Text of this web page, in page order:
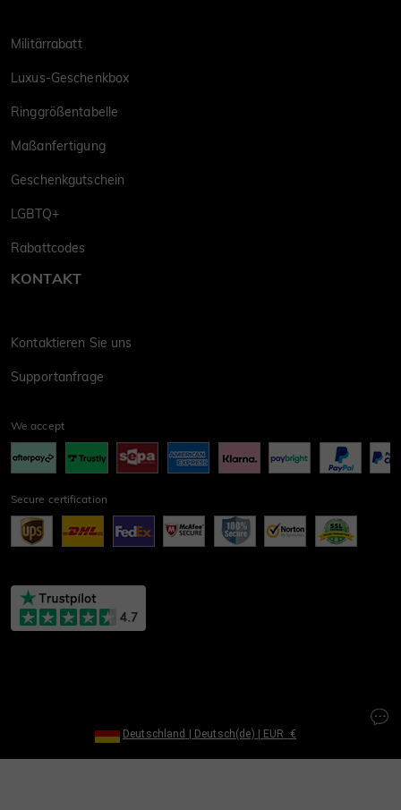
Militärrabatt
Luxus-Geschenkbox
Ringgrößentabelle
Maßanfertigung
Geschenkgutschein
LGBTQ+
Rabattcodes
KONTAKT
Kontaktieren Sie uns
Supportanfrage
We accept
Secure certification
Deutschland | Deutsch(de) | EUR €